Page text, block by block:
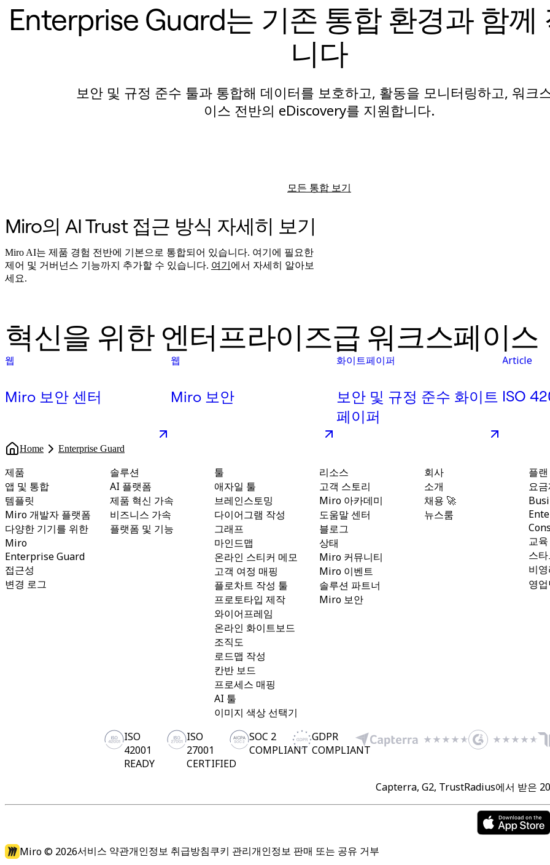
커뮤니티 및 지원
도움말 센터
이벤트
Miro 전문가 서비스
Enterprise Guard는 기존 통합 환경과 함께
니다
보안 및 규정 준수 툴과 통합해 데이터를 보호하고, 활동을 모니터링하고, 워크
이스 전반의 eDiscovery를 지원합니다.
모든 통합 보기
Miro의 AI Trust 접근 방식 자세히 보기
Miro AI는 제품 경험 전반에 기본으로 통합되어 있습니다. 여기에 필요한
제어 및 거버넌스 기능까지 추가할 수 있습니다. 여기 에서 자세히 알아보
세요.
혁신을 위한 엔터프라이즈급 워크스페이스
웹
Miro 보안 센터
웹
Miro 보안
화이트페이퍼
보안 및 규정 준수 화이트
페이퍼
Article
ISO
Home Enterprise Guard
제품
앱 및 통합
템플릿
Miro 개발자 플랫폼
다양한 기기를 위한
Miro
Enterprise Guard
접근성
변경 로그
솔루션
AI 플랫폼
제품 혁신 가속
비즈니스 가속
플랫폼 및 기능
툴
애자일 툴
브레인스토밍
다이어그램 작성
그래프
마인드맵
온라인 스티커 메모
고객 여정 매핑
플로차트 작성 툴
프로토타입 제작
와이어프레임
온라인 화이트보드
조직도
로드맵 작성
칸반 보드
프로세스 매핑
AI 툴
이미지 색상 선택기
리소스
고객 스토리
Miro 아카데미
도움말 센터
블로그
상태
Miro 커뮤니티
Miro 이벤트
솔루션 파트너
Miro 보안
회사
소개
채용 🚀
뉴스룸
플
요
교
스
비
영
ISO
42001
READY
ISO
27001
CERTIFIED
SOC 2
COMPLIANT
GDPR
COMPLIANT
Capterra, G2, TrustRadius에서 받은
Miro © 2026서비스 약관개인정보 취급방침쿠키 관리개인정보 판매 또는 공유 거부